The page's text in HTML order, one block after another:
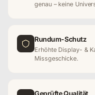
genau – keine
Rundum-Schutz
Erhöhte Display- &
Missgeschicke.
Geprüfte Qualität